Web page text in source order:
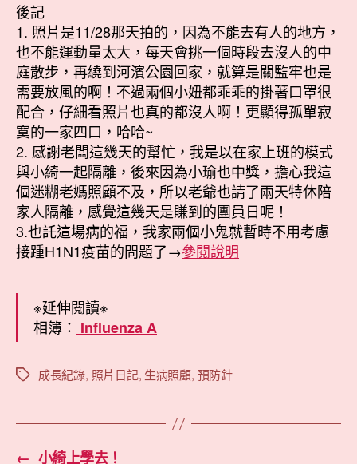
後記
1. 照片是11/28那天拍的，因為不能去有人的地方，
也不能運動量太大，每天會挑一個時段去沒人的中
庭散步，再繞到河濱公園回家，就算是關監牢也是
需要放風的啊！不過兩個小妞都乖乖的掛著口罩很
配合，仔細看照片也真的都沒人啊！更顯得孤單寂
寞的一家四口，哈哈~
2. 感謝老闆這幾天的幫忙，我是以在家上班的模式
與小綺一起隔離，後來因為小瑜也中獎，擔心我這
個迷糊老媽照顧不及，所以老爺也請了兩天特休陪
家人隔離，感覺這幾天是賺到的團員日呢！
3.也託這場病的福，我家兩個小鬼就暫時不用考慮
接踵H1N1疫苗的問題了→參閱說明
※延伸閱讀※
相簿： Influenza A
標
成長紀錄, 照片日記, 生病照顧, 預防針
← 小綺上學去！